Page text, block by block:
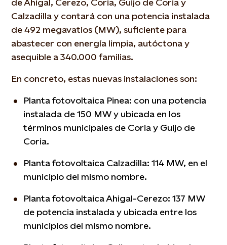
de Ahigal, Cerezo, Coria, Guijo de Coria y
Calzadilla y contará con una potencia instalada
de 492 megavatios (MW), suficiente para
abastecer con energía limpia, autóctona y
asequible a 340.000 familias.
En concreto, estas nuevas instalaciones son:
Planta fotovoltaica Pinea: con una potencia
instalada de 150 MW y ubicada en los
términos municipales de Coria y Guijo de
Coria.
Planta fotovoltaica Calzadilla: 114 MW, en el
municipio del mismo nombre.
Planta fotovoltaica Ahigal-Cerezo: 137 MW
de potencia instalada y ubicada entre los
municipios del mismo nombre.